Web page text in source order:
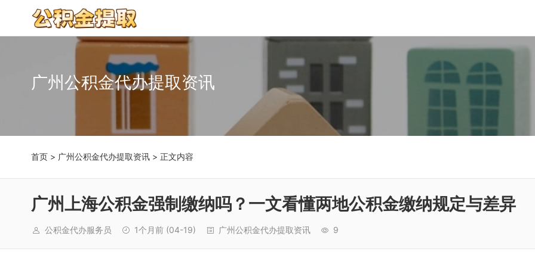
广州公积金代办提取资讯
首页 > 广州公积金代办提取资讯 > 正文内容
广州上海公积金强制缴纳吗？一文看懂两地公积金缴纳规定与差异
公积金代办服务员 1个月前 (04-19) 广州公积金代办提取资讯 9